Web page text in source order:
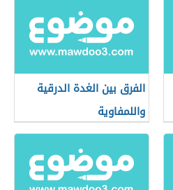
الفرق بين الغدة الدرقية
واللمفاوية